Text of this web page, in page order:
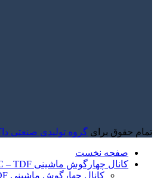
تمام حقوق برای گروه تولیدی صنعتی
صفحه نخست
کانال چهارگوش ماشینی TDC – TDF
کانال چهارگوش ماشینی TDC , TDF